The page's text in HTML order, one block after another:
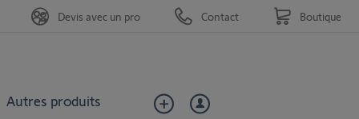
Autres produits
Devis avec un pro Contact Boutique